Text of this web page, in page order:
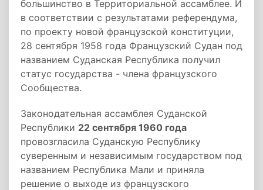
большинство в Территориальной ассамблее. И
в соответствии с результатами референдума,
по проекту новой французской конституции,
28 сентября 1958 года Французский Судан под
названием Суданская Республика получил
статус государства - члена французского
Сообщества.
Законодательная ассамблея Суданской
Республики 22 сентября 1960 года
провозгласила Суданскую Республику
суверенным и независимым государством под
названием Республика Мали и приняла
решение о выходе из французского